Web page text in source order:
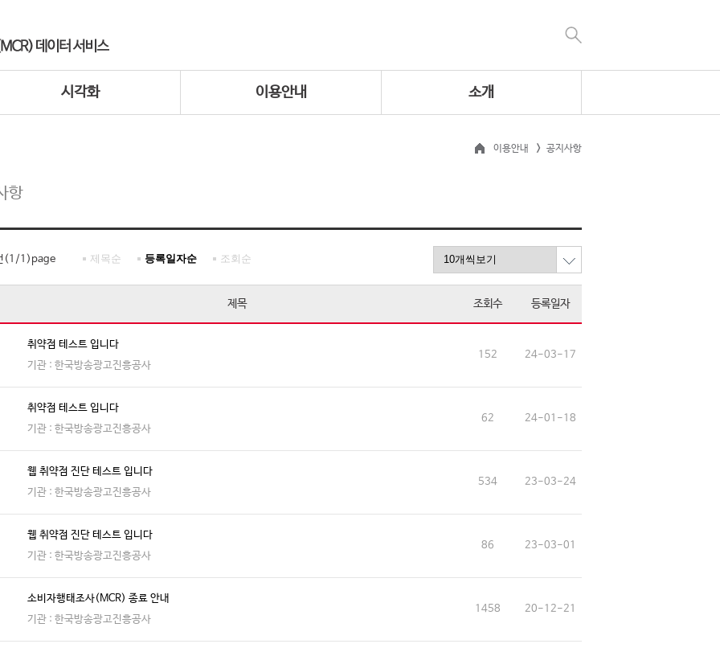
시각화 이용안내 소개
이용안내 공지사항
항
(1 /1 )page 제목순 등록일자순 조회순
제목 조회수 등록일자
취약점 테스트 입니다
기관 : 한국방송광고진흥공사
152 24-03-17
취약점 테스트 입니다
기관 : 한국방송광고진흥공사
62 24-01-18
웹 취약점 진단 테스트 입니다
기관 : 한국방송광고진흥공사
534 23-03-24
웹 취약점 진단 테스트 입니다
기관 : 한국방송광고진흥공사
86 23-03-01
소비자행태조사(MCR) 종료 안내
기관 : 한국방송광고진흥공사
1458 20-12-21